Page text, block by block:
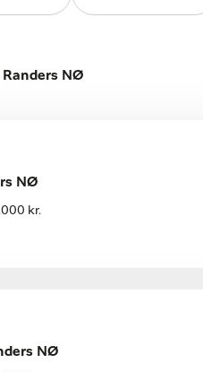
NØ
NØ
kr.
NØ